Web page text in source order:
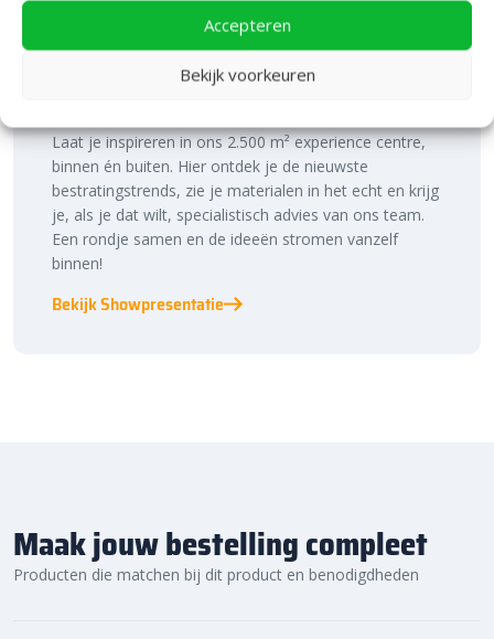
Accepteren
Bekijk voorkeuren
Bezoek onze vestiging in Heerde,
inspiratie binnen én buiten!
Laat je inspireren in ons 2.500 m² experience centre,
binnen én buiten. Hier ontdek je de nieuwste
bestratingstrends, zie je materialen in het echt en krijg
je, als je dat wilt, specialistisch advies van ons team.
Een rondje samen en de ideeën stromen vanzelf
binnen!
Bekijk Showpresentatie
Maak jouw bestelling compleet
Producten die matchen bij dit product en benodigdheden